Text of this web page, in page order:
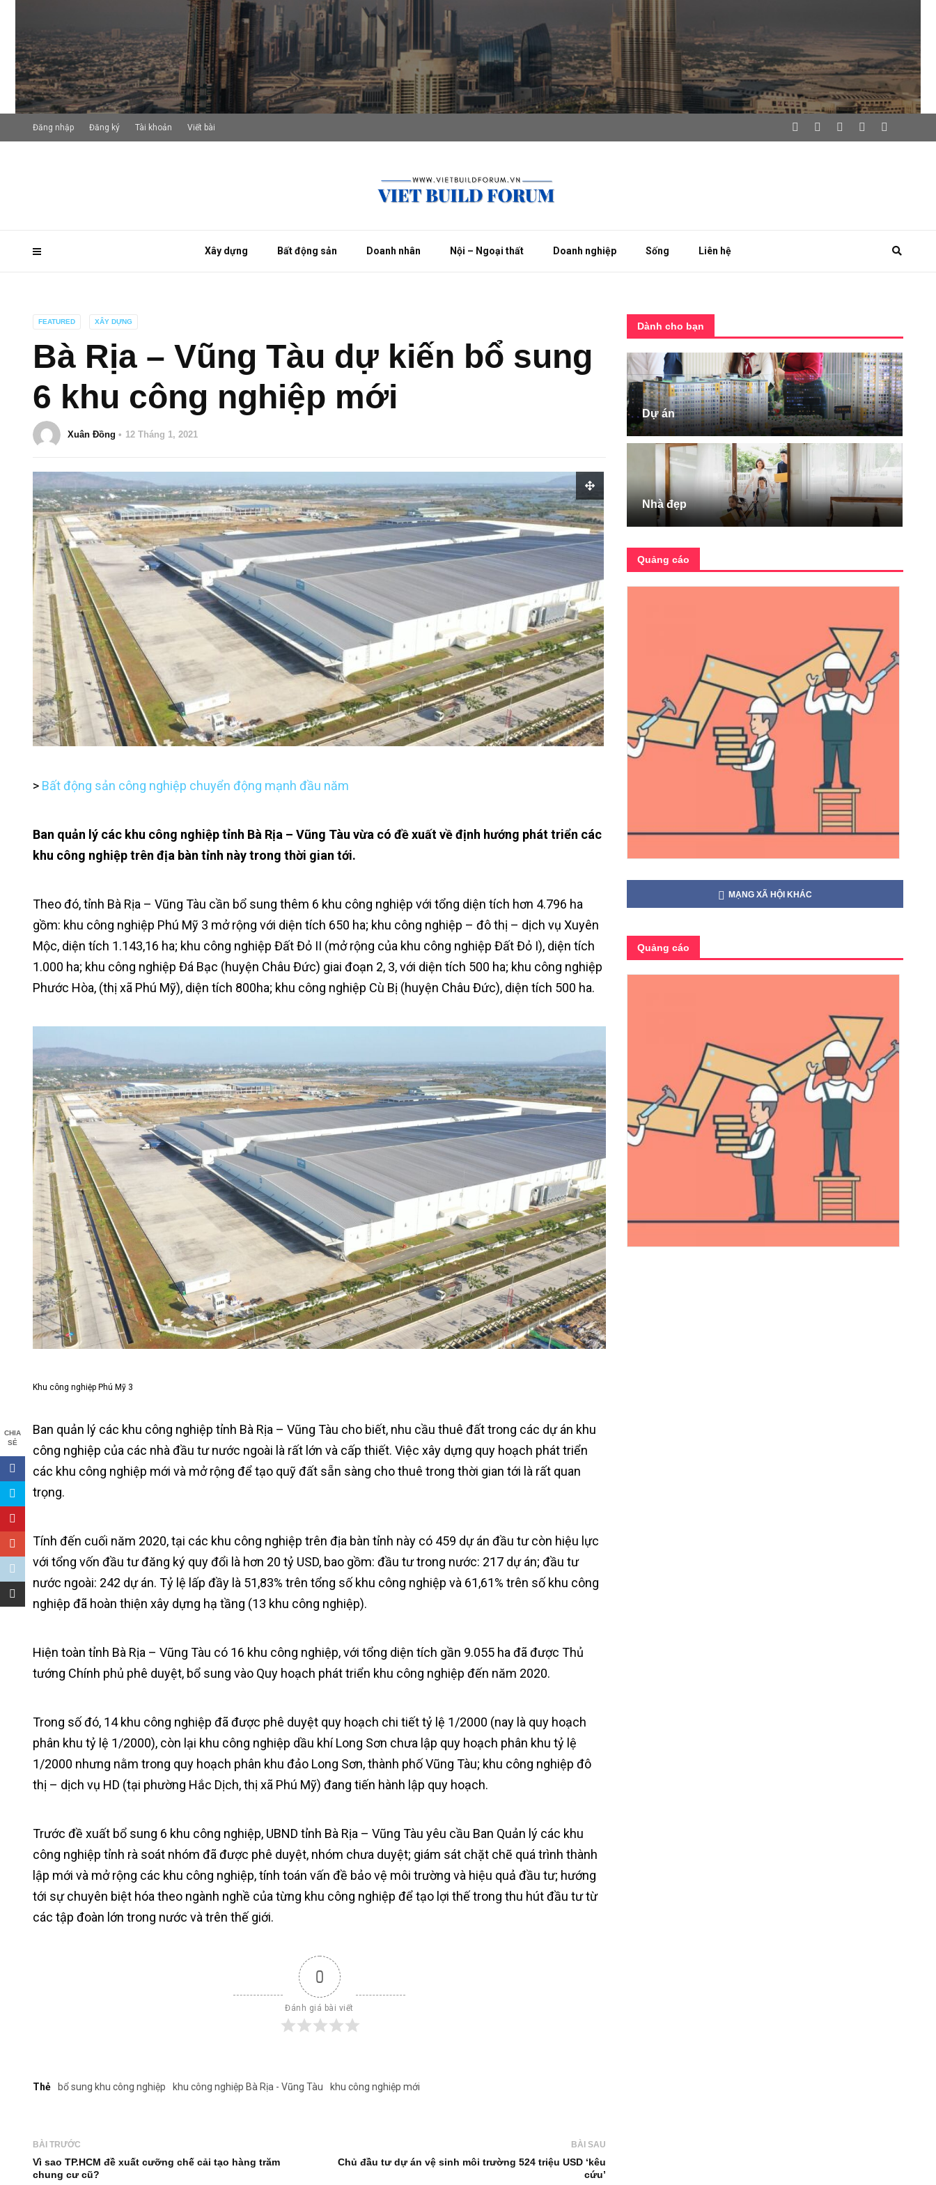
Xây dựng Bất động sản Doanh nhân Nội – Ngoại thất Doanh nghiệp Sống Liên hệ
Đăng nhập Đăng ký Tài khoản Viết bài
FEATURED XÂY DỰNG
Bà Rịa – Vũng Tàu dự kiến bổ sung
6 khu công nghiệp mới
Xuân Đồng 12 Tháng 1, 2021
CHIA
SẺ
> Bất động sản công nghiệp chuyển động mạnh đầu năm
Ban quản lý các khu công nghiệp tỉnh Bà Rịa – Vũng Tàu vừa có đề xuất về định hướng phát triển các
khu công nghiệp trên địa bàn tỉnh này trong thời gian tới.
Theo đó, tỉnh Bà Rịa – Vũng Tàu cần bổ sung thêm 6 khu công nghiệp với tổng diện tích hơn 4.796 ha
gồm: khu công nghiệp Phú Mỹ 3 mở rộng với diện tích 650 ha; khu công nghiệp – đô thị – dịch vụ Xuyên
Mộc, diện tích 1.143,16 ha; khu công nghiệp Đất Đỏ II (mở rộng của khu công nghiệp Đất Đỏ I), diện tích
1.000 ha; khu công nghiệp Đá Bạc (huyện Châu Đức) giai đoạn 2, 3, với diện tích 500 ha; khu công nghiệp
Phước Hòa, (thị xã Phú Mỹ), diện tích 800ha; khu công nghiệp Cù Bị (huyện Châu Đức), diện tích 500 ha.
Khu công nghiệp Phú Mỹ 3
Ban quản lý các khu công nghiệp tỉnh Bà Rịa – Vũng Tàu cho biết, nhu cầu thuê đất trong các dự án khu
công nghiệp của các nhà đầu tư nước ngoài là rất lớn và cấp thiết. Việc xây dựng quy hoạch phát triển
các khu công nghiệp mới và mở rộng để tạo quỹ đất sẵn sàng cho thuê trong thời gian tới là rất quan
trọng.
Tính đến cuối năm 2020, tại các khu công nghiệp trên địa bàn tỉnh này có 459 dự án đầu tư còn hiệu lực
với tổng vốn đầu tư đăng ký quy đổi là hơn 20 tỷ USD, bao gồm: đầu tư trong nước: 217 dự án; đầu tư
nước ngoài: 242 dự án. Tỷ lệ lấp đầy là 51,83% trên tổng số khu công nghiệp và 61,61% trên số khu công
nghiệp đã hoàn thiện xây dựng hạ tầng (13 khu công nghiệp).
Hiện toàn tỉnh Bà Rịa – Vũng Tàu có 16 khu công nghiệp, với tổng diện tích gần 9.055 ha đã được Thủ
tướng Chính phủ phê duyệt, bổ sung vào Quy hoạch phát triển khu công nghiệp đến năm 2020.
Trong số đó, 14 khu công nghiệp đã được phê duyệt quy hoạch chi tiết tỷ lệ 1/2000 (nay là quy hoạch
phân khu tỷ lệ 1/2000), còn lại khu công nghiệp dầu khí Long Sơn chưa lập quy hoạch phân khu tỷ lệ
1/2000 nhưng nằm trong quy hoạch phân khu đảo Long Sơn, thành phố Vũng Tàu; khu công nghiệp đô
thị – dịch vụ HD (tại phường Hắc Dịch, thị xã Phú Mỹ) đang tiến hành lập quy hoạch.
Trước đề xuất bổ sung 6 khu công nghiệp, UBND tỉnh Bà Rịa – Vũng Tàu yêu cầu Ban Quản lý các khu
công nghiệp tỉnh rà soát nhóm đã được phê duyệt, nhóm chưa duyệt; giám sát chặt chẽ quá trình thành
lập mới và mở rộng các khu công nghiệp, tính toán vấn đề bảo vệ môi trường và hiệu quả đầu tư; hướng
tới sự chuyên biệt hóa theo ngành nghề của từng khu công nghiệp để tạo lợi thế trong thu hút đầu tư từ
các tập đoàn lớn trong nước và trên thế giới.
0
Đánh giá bài viết
Thẻ bổ sung khu công nghiệp khu công nghiệp Bà Rịa - Vũng Tàu khu công nghiệp mới
BÀI TRƯỚC
Vì sao TP.HCM đề xuất cưỡng chế cải tạo hàng trăm
chung cư cũ?
BÀI SAU
Chủ đầu tư dự án vệ sinh môi trường 524 triệu USD ‘kêu
cứu’
Dành cho bạn
Dự án
Nhà đẹp
Quảng cáo
MẠNG XÃ HỘI KHÁC
Quảng cáo